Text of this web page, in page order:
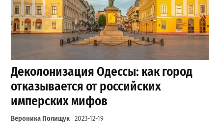
Деколонизация Одессы: как город
отказывается от российских
имперских мифов
Вероника Полищук 2023-12-19